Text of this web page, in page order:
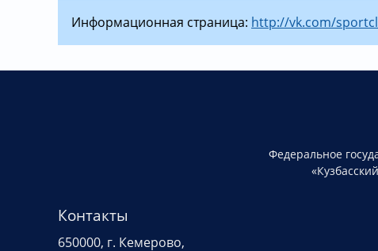
Информационная страница: http://vk.com/
Федеральное
Контакты
650000, г. Кемерово,